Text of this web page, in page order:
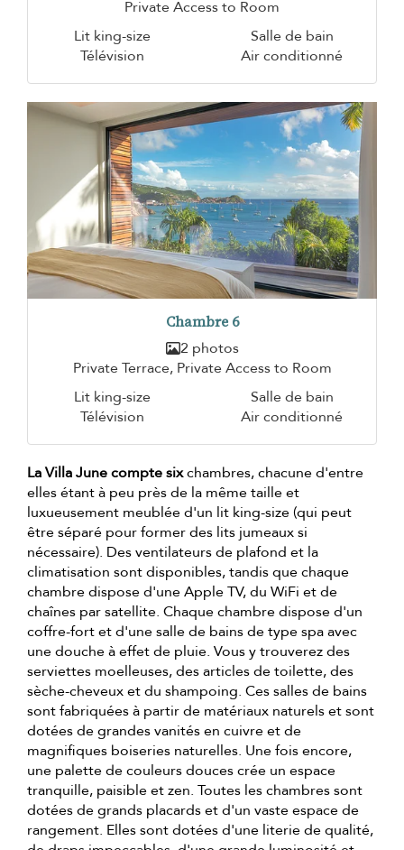
Private Access to Room
Lit king-size
Salle de bain
Télévision
Air conditionné
Chambre 6
2 photos
Private Terrace, Private Access to Room
Lit king-size
Salle de bain
Télévision
Air conditionné
La Villa June compte sixchambres, chacune d'entre
elles étant à peu près de la même taille et
luxueusement meublée d'un lit king-size (qui peut
être séparé pour former des lits jumeaux si
nécessaire). Des ventilateurs de plafond et la
climatisation sont disponibles, tandis que chaque
chambre dispose d'une Apple TV, du WiFi et de
chaînes par satellite. Chaque chambre dispose d'un
coffre-fort et d'une salle de bains de type spa avec
une douche à effet de pluie. Vous y trouverez des
serviettes moelleuses, des articles de toilette, des
sèche-cheveux et du shampoing. Ces salles de bains
sont fabriquées à partir de matériaux naturels et sont
dotées de grandes vanités en cuivre et de
magnifiques boiseries naturelles. Une fois encore,
une palette de couleurs douces crée un espace
tranquille, paisible et zen. Toutes les chambres sont
dotées de grands placards et d'un vaste espace de
rangement. Elles sont dotées d'une literie de qualité,